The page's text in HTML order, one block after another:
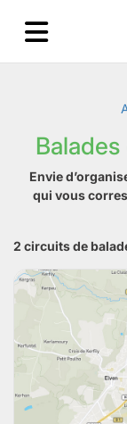
Envie
qui vous
2 circuits de